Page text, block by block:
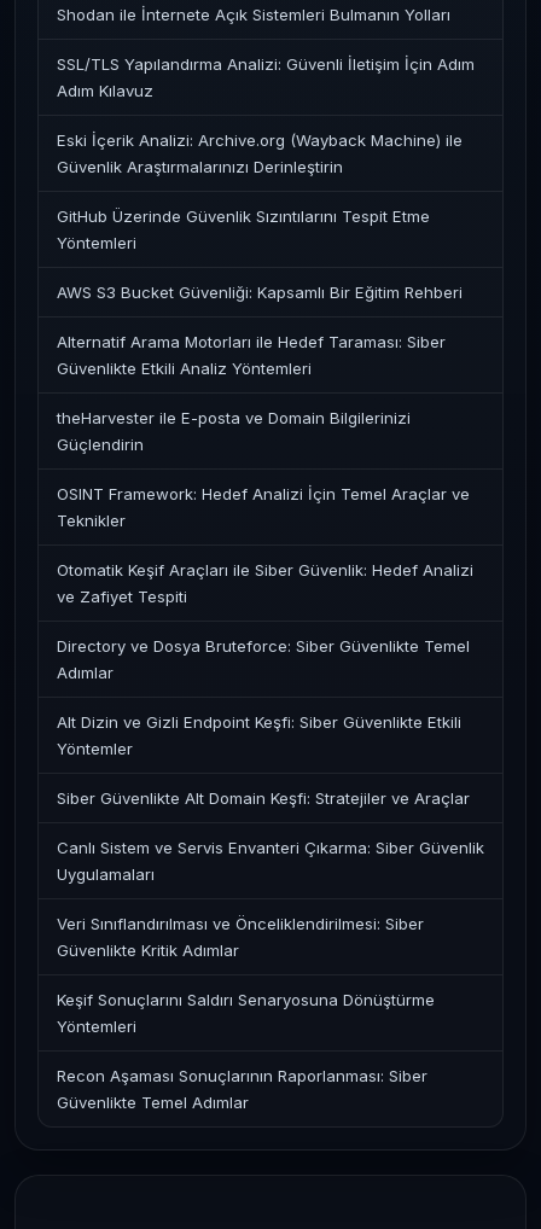
Shodan ile İnternete Açık Sistemleri Bulmanın Yolları
SSL/TLS Yapılandırma Analizi: Güvenli İletişim İçin Adım
Adım Kılavuz
Eski İçerik Analizi: Archive.org (Wayback Machine) ile
Güvenlik Araştırmalarınızı Derinleştirin
GitHub Üzerinde Güvenlik Sızıntılarını Tespit Etme
Yöntemleri
AWS S3 Bucket Güvenliği: Kapsamlı Bir Eğitim Rehberi
Alternatif Arama Motorları ile Hedef Taraması: Siber
Güvenlikte Etkili Analiz Yöntemleri
theHarvester ile E-posta ve Domain Bilgilerinizi
Güçlendirin
OSINT Framework: Hedef Analizi İçin Temel Araçlar ve
Teknikler
Otomatik Keşif Araçları ile Siber Güvenlik: Hedef Analizi
ve Zafiyet Tespiti
Directory ve Dosya Bruteforce: Siber Güvenlikte Temel
Adımlar
Alt Dizin ve Gizli Endpoint Keşfi: Siber Güvenlikte Etkili
Yöntemler
Siber Güvenlikte Alt Domain Keşfi: Stratejiler ve Araçlar
Canlı Sistem ve Servis Envanteri Çıkarma: Siber Güvenlik
Uygulamaları
Veri Sınıflandırılması ve Önceliklendirilmesi: Siber
Güvenlikte Kritik Adımlar
Keşif Sonuçlarını Saldırı Senaryosuna Dönüştürme
Yöntemleri
Recon Aşaması Sonuçlarının Raporlanması: Siber
Güvenlikte Temel Adımlar